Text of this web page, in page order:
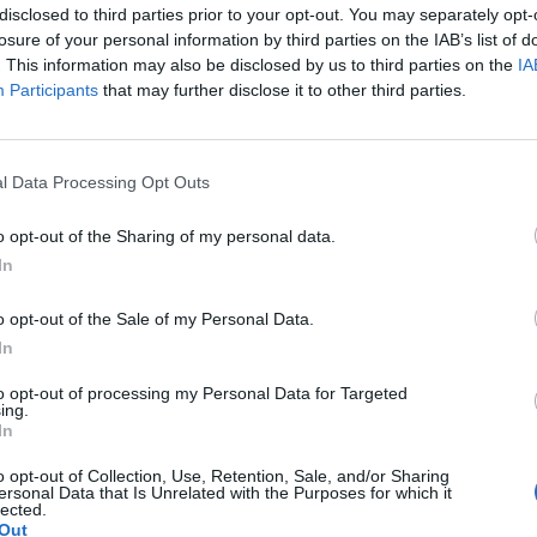
to third parties prior to your opt-out. You may separately
of your personal information by third parties on the IAB’s list of
This information may also be disclosed by us to third parties on the
Participants that may further disclose it to other third parties.
Data Processing Opt Outs
opt-out of the Sharing of my personal data.
opt-out of the Sale of my Personal Data.
opt-out of processing my Personal Data for Targeted
opt-out of Collection, Use, Retention, Sale, and/or Sharing
Data that Is Unrelated with the Purposes for which it
BA-052 o de Chandavila, saliendo de la
entre alcornoques y madroñeras para unirse
del recorrido, en las inmediaciones de la
cantera de extracción de caolín, mineral
la sierra de Matasiete, otro de los puntos
desde la época romana. Recorre la
y cantueso, en el que se puede observar
presentes en Extremadura que atrae
de color rojo a la que se quedan pegadas.
la población, las huertas y el corredor verde
cauces incluidos en la Red Natura 2000
de molinos; algunas empresas de